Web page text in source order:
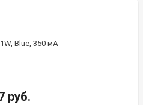
Blue, 350 мА
руб.